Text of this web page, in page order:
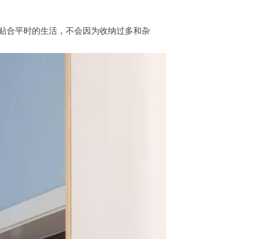
合平时的生活，不会因为收纳过多和杂